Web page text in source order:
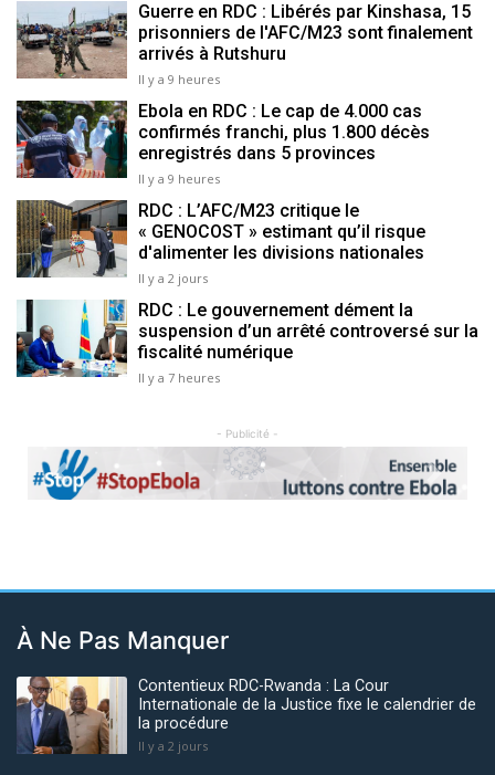
Guerre en RDC : Libérés par Kinshasa, 15
prisonniers de l'AFC/M23 sont finalement
arrivés à Rutshuru
Il y a 9 heures
Ebola en RDC : Le cap de 4.000 cas
confirmés franchi, plus 1.800 décès
enregistrés dans 5 provinces
Il y a 9 heures
RDC : L’AFC/M23 critique le
« GENOCOST » estimant qu’il risque
d'alimenter les divisions nationales
Il y a 2 jours
RDC : Le gouvernement dément la
suspension d’un arrêté controversé sur la
fiscalité numérique
Il y a 7 heures
- Publicité -
Previous Next
À Ne Pas Manquer
Contentieux RDC-Rwanda : La Cour
Internationale de la Justice fixe le calendrier de
la procédure
Il y a 2 jours